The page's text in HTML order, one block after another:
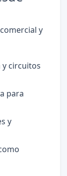
y
y circuitos
para
y